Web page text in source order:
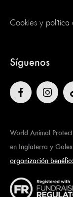
Cookies y política
Síguenos
World Animal
en Inglaterra y
organización